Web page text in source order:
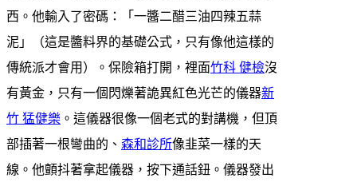
西。他輸入了密碼：「一醬二醋三油四辣五蒜
泥」（這是醬料界的基礎公式，只有像他這樣的
傳統派才會用）。保險箱打開，裡面竹科 健檢沒
有黃金，只有一個閃爍著詭異紅色光芒的儀器新
竹 猛健樂 。這儀器很像一個老式的對講機，但頂
部插著一根彎曲的、 森和診所像韭菜一樣的天
線。他顫抖著拿起儀器，按下通話鈕。儀器發出